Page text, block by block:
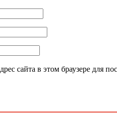
сайта в этом браузере для